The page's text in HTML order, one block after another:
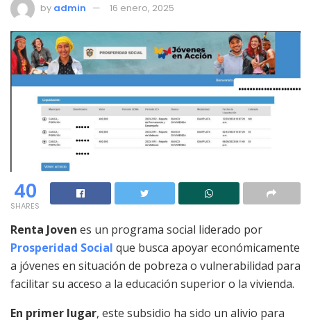
by admin 16 enero, 2025
40
SHARES
Renta Joven es un programa social liderado por
Prosperidad Social que busca apoyar económicamente
a jóvenes en situación de pobreza o vulnerabilidad para
facilitar su acceso a la educación superior o la vivienda.
En primer lugar, este subsidio ha sido un alivio para